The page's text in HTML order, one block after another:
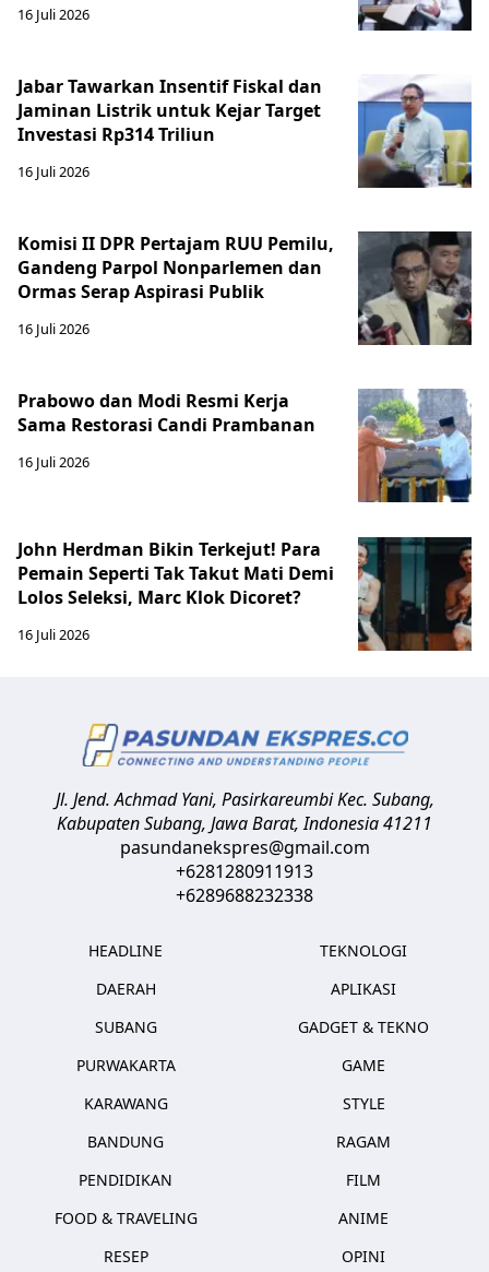
16 Juli 2026
Jabar Tawarkan Insentif Fiskal dan
Jaminan Listrik untuk Kejar Target
Investasi Rp314 Triliun
16 Juli 2026
Komisi II DPR Pertajam RUU Pemilu,
Gandeng Parpol Nonparlemen dan
Ormas Serap Aspirasi Publik
16 Juli 2026
Prabowo dan Modi Resmi Kerja
Sama Restorasi Candi Prambanan
16 Juli 2026
John Herdman Bikin Terkejut! Para
Pemain Seperti Tak Takut Mati Demi
Lolos Seleksi, Marc Klok Dicoret?
16 Juli 2026
Jl. Jend. Achmad Yani, Pasirkareumbi Kec. Subang,
Kabupaten Subang, Jawa Barat,Indonesia41211
pasundanekspres@gmail.com
+6281280911913
+6289688232338
HEADLINE
DAERAH
SUBANG
PURWAKARTA
KARAWANG
BANDUNG
PENDIDIKAN
FOOD & TRAVELING
RESEP
TEKNOLOGI
APLIKASI
GADGET & TEKNO
GAME
STYLE
RAGAM
FILM
ANIME
OPINI